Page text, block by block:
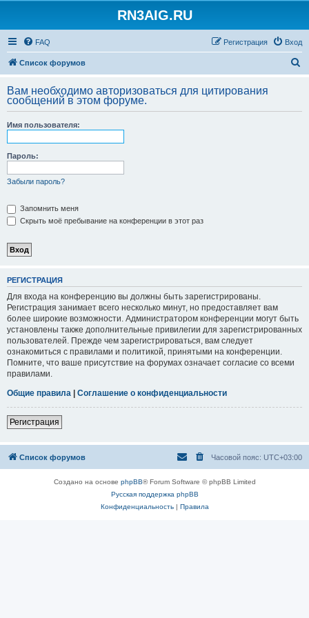
RN3AIG.RU
FAQ Вход
Регистрация
Список форумов
с
Вам необходимо авторизоваться для цитирования
сообщений в этом форуме.
Имя пользователя:
Пароль:
Забыли пароль?
Запомнить меня
Скрыть моё пребывание на конференции в этот раз
РЕГИСТРАЦИЯ
Для входа на конференцию вы должны быть зарегистрированы.
Регистрация занимает всего несколько минут, но предоставляет вам
более широкие возможности. Администратором конференции могут быть
установлены также дополнительные привилегии для зарегистрированных
пользователей. Прежде чем зарегистрироваться, вам следует
ознакомиться с правилами и политикой, принятыми на конференции.
Помните, что ваше присутствие на форумах означает согласие со всеми
правилами.
Общие правила | Соглашение о конфиденциальности
Регистрация
Список форумов Часовой пояс: UTC+03:00
Создано на основе phpBB® Forum Software © phpBB Limited
Русская поддержка phpBB
Конфиденциальность| Правила